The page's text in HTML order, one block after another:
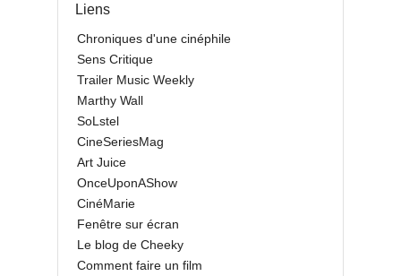
Liens
Chroniques d'une cinéphile
Sens Critique
Trailer Music Weekly
Marthy Wall
SoLstel
CineSeriesMag
Art Juice
OnceUponAShow
CinéMarie
Fenêtre sur écran
Le blog de Cheeky
Comment faire un film